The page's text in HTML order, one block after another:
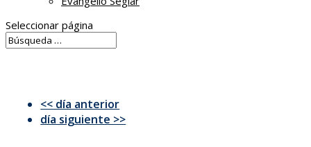
Seleccionar página
<< día anterior
día siguiente >>